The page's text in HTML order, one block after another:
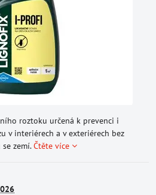
roztoku určená k prevenci i
v interiérech a v exteriérech bez
zemí.Čtěte více